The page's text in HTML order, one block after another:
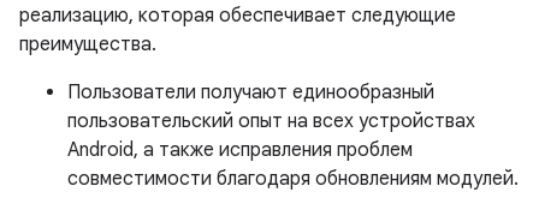
реализацию, которая обеспечивает следующие
преимущества.
Пользователи получают единообразный
пользовательский опыт на всех устройствах
Android, а также исправления проблем
совместимости благодаря обновлениям модулей.